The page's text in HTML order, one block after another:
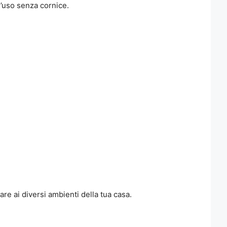
senza cornice.
ai diversi ambienti della tua casa.